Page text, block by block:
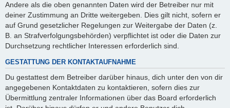
Andere als die oben genannten Daten wird der Betreiber nur mit
deiner Zustimmung an Dritte weitergeben. Dies gilt nicht, sofern er
auf Grund gesetzlicher Regelungen zur Weitergabe der Daten (z.
B. an Strafverfolgungsbehörden) verpflichtet ist oder die Daten zur
Durchsetzung rechtlicher Interessen erforderlich sind.
GESTATTUNG DER KONTAKTAUFNAHME
Du gestattest dem Betreiber darüber hinaus, dich unter den von dir
angegebenen Kontaktdaten zu kontaktieren, sofern dies zur
Übermittlung zentraler Informationen über das Board erforderlich